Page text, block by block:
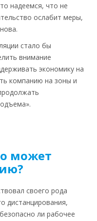
надеемся, что не
ослабит меры,
стало бы
внимание
экономику на
компанию на зоны и
может
своего рода
дистанцирования,
ли рабочее